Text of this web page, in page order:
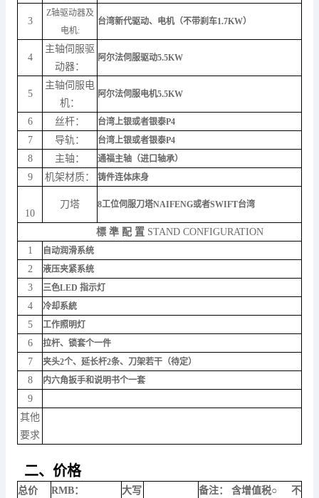
3
Z轴驱动器及
电机:
台湾新代驱动、电机（不带刹车1.7KW）
4
主轴伺服驱
动器：
阿尔法伺服驱动5.5KW
5
主轴伺服电
机：
阿尔法伺服电机5.5KW
6 丝杆： 台湾上银或者银泰P4
7 导轨： 台湾上银或者银泰P4
8 主轴： 通福主轴（进口轴承）
9 机架材质： 铸件连体床身
10
刀塔 8工位伺服刀塔NAIFENG或者SWIFT台湾
標 準 配 置 STAND CONFIGURATION
1
自动润滑系统
2 液压夹紧系统
3 三色LED 指示灯
4 冷却系統
5 工作照明灯
6 拉杆、锁套个一件
7 夹头2个、延长杆2条、刀架若干（待定）
8 内六角扳手和说明书个一套
9
其他
要求
二、价格
总价 RMB： 大写 备注： 含增值税○ 不